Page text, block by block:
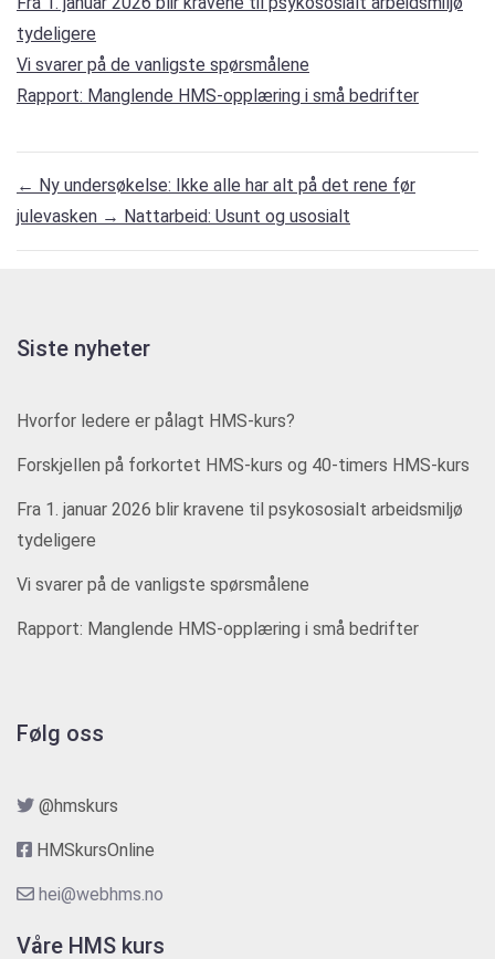
tydeligere
Vi svarer på de vanligste spørsmålene
Rapport: Manglende HMS-opplæring i små bedrifter
← Ny undersøkelse: Ikke alle har alt på det rene før
julevasken → Nattarbeid: Usunt og usosialt
Siste nyheter
Hvorfor ledere er pålagt HMS-kurs?
Forskjellen på forkortet HMS-kurs og 40-timers HMS-kurs
Fra 1. januar 2026 blir kravene til psykososialt arbeidsmiljø
tydeligere
Vi svarer på de vanligste spørsmålene
Rapport: Manglende HMS-opplæring i små bedrifter
Følg oss
@hmskurs
HMSkursOnline
hei@webhms.no
Våre HMS kurs